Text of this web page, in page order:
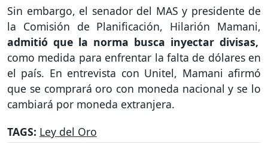
Sin embargo, el senador del MAS y presidente de
la Comisión de Planificación, Hilarión Mamani,
admitió que la norma busca inyectar divisas,
como medida para enfrentar la falta de dólares en
el país. En entrevista con Unitel, Mamani afirmó
que se comprará oro con moneda nacional y se lo
cambiará por moneda extranjera.
TAGS: Ley del Oro